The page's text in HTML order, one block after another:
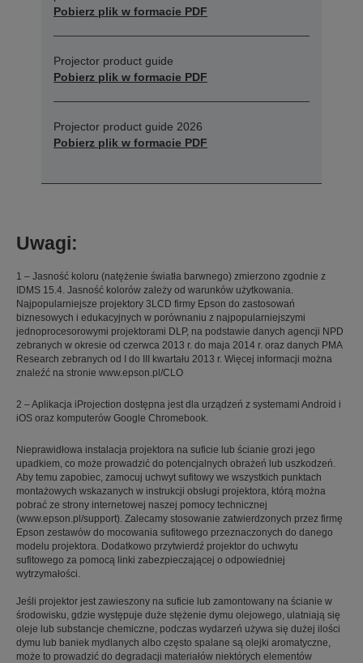
Pobierz plik w formacie PDF
Projector product guide
Pobierz plik w formacie PDF
Projector product guide 2026
Pobierz plik w formacie PDF
Uwagi:
1 – Jasność koloru (natężenie światła barwnego) zmierzono zgodnie z
IDMS 15.4. Jasność kolorów zależy od warunków użytkowania.
Najpopularniejsze projektory 3LCD firmy Epson do zastosowań
biznesowych i edukacyjnych w porównaniu z najpopularniejszymi
jednoprocesorowymi projektorami DLP, na podstawie danych agencji NPD
zebranych w okresie od czerwca 2013 r. do maja 2014 r. oraz danych PMA
Research zebranych od I do III kwartału 2013 r. Więcej informacji można
znaleźć na stronie www.epson.pl/CLO
2 – Aplikacja iProjection dostępna jest dla urządzeń z systemami Android i
iOS oraz komputerów Google Chromebook.
Nieprawidłowa instalacja projektora na suficie lub ścianie grozi jego
upadkiem, co może prowadzić do potencjalnych obrażeń lub uszkodzeń.
Aby temu zapobiec, zamocuj uchwyt sufitowy we wszystkich punktach
montażowych wskazanych w instrukcji obsługi projektora, którą można
pobrać ze strony internetowej naszej pomocy technicznej
(www.epson.pl/support). Zalecamy stosowanie zatwierdzonych przez firmę
Epson zestawów do mocowania sufitowego przeznaczonych do danego
modelu projektora. Dodatkowo przytwierdź projektor do uchwytu
sufitowego za pomocą linki zabezpieczającej o odpowiedniej
wytrzymałości.
Jeśli projektor jest zawieszony na suficie lub zamontowany na ścianie w
środowisku, gdzie występuje duże stężenie dymu olejowego, ulatniają się
oleje lub substancje chemiczne, podczas wydarzeń używa się dużej ilości
dymu lub baniek mydlanych albo często spalane są olejki aromatyczne,
może to prowadzić do degradacji materiałów niektórych elementów